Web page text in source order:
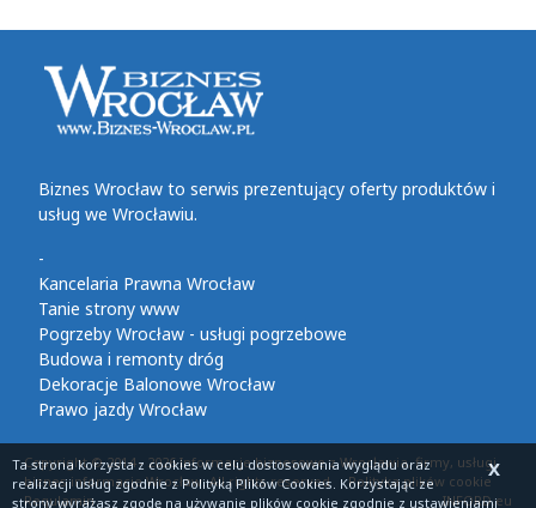
Biznes Wrocław to serwis prezentujący oferty produktów i
usług we Wrocławiu.
-
Kancelaria Prawna Wrocław
Tanie strony www
Pogrzeby Wrocław - usługi pogrzebowe
Budowa i remonty dróg
Dekoracje Balonowe Wrocław
Prawo jazdy Wrocław
Copyright © 2014 - 2026 Informacje biznesowe z Wrocławia, firmy, usługi,
biznes informacje Wrocław. All rights reservedPolityka plików cookie
Regulamin
INFORD.eu
X
Ta strona korzysta z cookiesw celu dostosowania wyglądu oraz
realizacji usług zgodnie zPolityką Plików Cookies. Korzystając ze
strony wyrażasz zgodę na używanie plików cookie zgodnie z ustawieniami